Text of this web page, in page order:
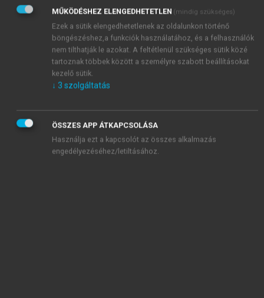
folyadékként tároljuk. A tárolók térfogatigénye
(megadva a nyomásukat is): H2O (1 bar, folyadék)
, CO2(50 bar, folyadék) 434 m3, CH4(50 bar,
gáz) 4627 m3, O2(50 bar, gáz), 9824 m3. Ezek
alapján a tárolás fizikailag megvalósítható, a
tárolótartályok átmérője pár méter és párszor 10
nagy valószínűséggel megépíthető a rendszer 200
Mrd Ft alatt.
MŰKÖDÉSHEZ ELENGEDHETETLEN (mindig szükséges)
Ezek a sütik elengedhetetlenek az oldalunkon történő
böngészéshez,a funkciók használatához, és a felhasználók
nem tilthatják le azokat. A feltétlenül szükséges sütik közé
tartoznak többek között a személyre szabott beállításokat
kezelő sütik.
↓ 3 szolgáltatás
ÖSSZES APP ÁTKAPCSOLÁSA
Használja ezt a kapcsolót az összes alkalmazás
engedélyezéséhez/letiltásához.